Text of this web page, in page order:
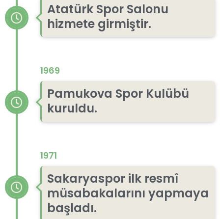
Atatürk Spor Salonu
hizmete girmiştir.
1969
Pamukova Spor Kulübü
kuruldu.
1971
Sakaryaspor ilk resmî
müsabakalarını yapmaya
başladı.